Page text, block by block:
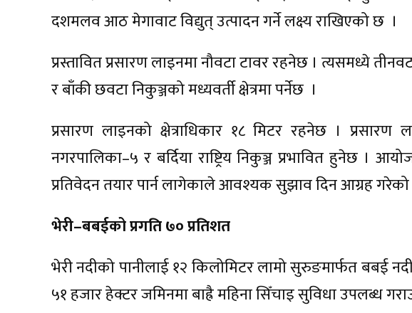
दशमलव आठ मेगावाट विद्युत् उत्पादन गर्ने लक्ष्य राखिएको छ ।
प्रस्तावित प्रसारण लाइनमा नौवटा टावर रहनेछ । त्यसमध्ये तीनवटा
र बाँकी छवटा निकुञ्जको मध्यवर्ती क्षेत्रमा पर्नेछ ।
प्रसारण लाइनको क्षेत्राधिकार १८ मिटर रहनेछ । प्रसारण
नगरपालिका–५ र बर्दिया राष्ट्रिय निकुञ्ज प्रभावित हुनेछ ।
प्रतिवेदन तयार पार्न लागेकाले आवश्यक सुझाव दिन आग्रह
भेरी–बबईको प्रगति ७० प्रतिशत
भेरी नदीको पानीलाई १२ किलोमिटर लामो सुरुङमार्फत बबई
५१ हजार हेक्टर जमिनमा बाह्रै महिना सिँचाइ सुविधा उपलब्ध